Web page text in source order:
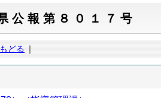
公報第８０１７号
もどる ｜